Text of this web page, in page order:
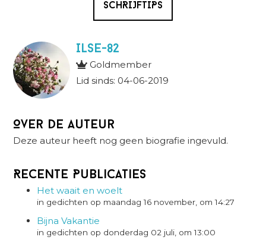
SCHRIJFTIPS
Ilse-82
Goldmember
Lid sinds: 04-06-2019
Over de auteur
Deze auteur heeft nog geen biografie ingevuld.
Recente Publicaties
Het waait en woelt
in gedichten op maandag 16 november, om 14:27
Bijna Vakantie
in gedichten op donderdag 02 juli, om 13:00